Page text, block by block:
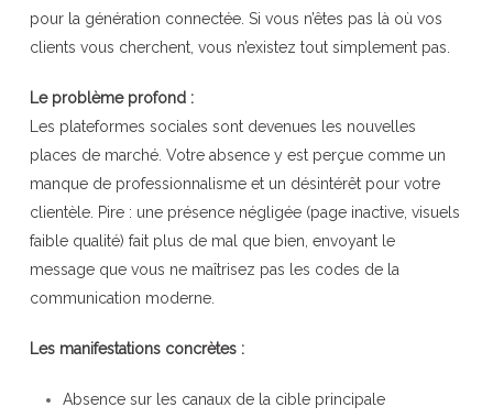
pour la génération connectée. Si vous n’êtes pas là où vos
clients vous cherchent, vous n’existez tout simplement pas.
Le problème profond :
Les plateformes sociales sont devenues les nouvelles
places de marché. Votre absence y est perçue comme un
manque de professionnalisme et un désintérêt pour votre
clientèle. Pire : une présence négligée (page inactive, visuels
faible qualité) fait plus de mal que bien, envoyant le
message que vous ne maîtrisez pas les codes de la
communication moderne.
Les manifestations concrètes :
Absence sur les canaux de la cible principale